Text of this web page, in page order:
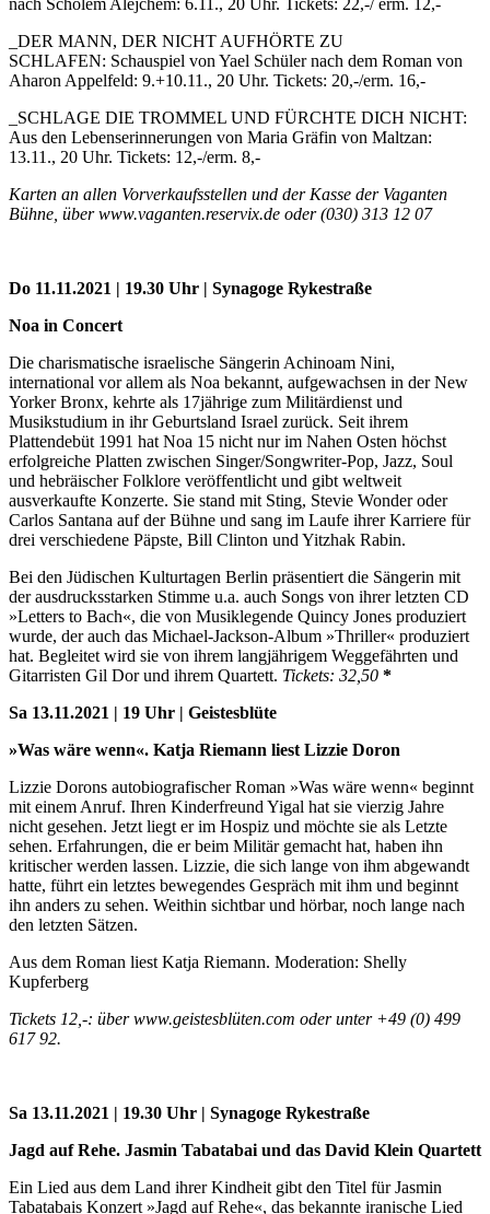
_DER MANN, DER NICHT AUFHÖRTE ZU
SCHLAFEN: Schauspiel von Yael Schüler nach dem Roman von
Aharon Appelfeld: 9.+10.11., 20 Uhr. Tickets: 20,-/erm. 16,-
_SCHLAGE DIE TROMMEL UND FÜRCHTE DICH NICHT:
Aus den Lebenserinnerungen von Maria Gräfin von Maltzan:
13.11., 20 Uhr. Tickets: 12,-/erm. 8,-
Karten an allen Vorverkaufsstellen und der Kasse der Vaganten
Bühne, über www.vaganten.reservix.de oder (030) 313 12 07
Do 11.11.2021 | 19.30 Uhr | Synagoge Rykestraße
Noa in Concert
Die charismatische israelische Sängerin Achinoam Nini,
international vor allem als Noa bekannt, aufgewachsen in der New
Yorker Bronx, kehrte als 17jährige zum Militärdienst und
Musikstudium in ihr Geburtsland Israel zurück. Seit ihrem
Plattendebüt 1991 hat Noa 15 nicht nur im Nahen Osten höchst
erfolgreiche Platten zwischen Singer/Songwriter-Pop, Jazz, Soul
und hebräischer Folklore veröffentlicht und gibt weltweit
ausverkaufte Konzerte. Sie stand mit Sting, Stevie Wonder oder
Carlos Santana auf der Bühne und sang im Laufe ihrer Karriere für
drei verschiedene Päpste, Bill Clinton und Yitzhak Rabin.
Bei den Jüdischen Kulturtagen Berlin präsentiert die Sängerin mit
der ausdrucksstarken Stimme u.a. auch Songs von ihrer letzten CD
»Letters to Bach«, die von Musiklegende Quincy Jones produziert
wurde, der auch das Michael-Jackson-Album »Thriller« produziert
hat. Begleitet wird sie von ihrem langjährigem Weggefährten und
Gitarristen Gil Dor und ihrem Quartett. Tickets: 32,50 *
Sa 13.11.2021 | 19 Uhr | Geistesblüte
»Was wäre wenn«. Katja Riemann liest Lizzie Doron
Lizzie Dorons autobiografischer Roman »Was wäre wenn« beginnt
mit einem Anruf. Ihren Kinderfreund Yigal hat sie vierzig Jahre
nicht gesehen. Jetzt liegt er im Hospiz und möchte sie als Letzte
sehen. Erfahrungen, die er beim Militär gemacht hat, haben ihn
kritischer werden lassen. Lizzie, die sich lange von ihm abgewandt
hatte, führt ein letztes bewegendes Gespräch mit ihm und beginnt
ihn anders zu sehen. Weithin sichtbar und hörbar, noch lange nach
den letzten Sätzen.
Aus dem Roman liest Katja Riemann. Moderation: Shelly
Kupferberg
Tickets 12,-: über www.geistesblüten.com oder unter +49 (0) 499
617 92.
Sa 13.11.2021 | 19.30 Uhr | Synagoge Rykestraße
Jagd auf Rehe. Jasmin Tabatabai und das David Klein Quartett
Ein Lied aus dem Land ihrer Kindheit gibt den Titel für Jasmin
Tabatabais Konzert »Jagd auf Rehe«, das bekannte iranische Lied